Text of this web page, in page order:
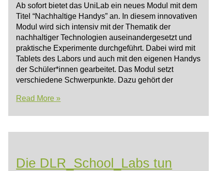
Ab sofort bietet das UniLab ein neues Modul mit dem
Titel “Nachhaltige Handys” an. In diesem innovativen
Modul wird sich intensiv mit der Thematik der
nachhaltiger Technologien auseinandergesetzt und
praktische Experimente durchgeführt. Dabei wird mit
Tablets des Labors und auch mit den eigenen Handys
der Schüler*innen gearbeitet. Das Modul setzt
verschiedene Schwerpunkte. Dazu gehört der
Neues
im
Handys
Read More »
Die DLR_School_Labs tun